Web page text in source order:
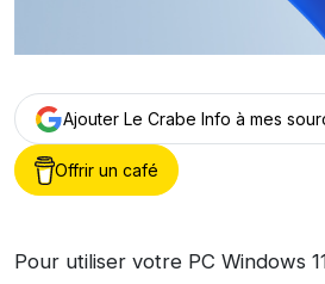
Ajouter Le Crabe Info à mes
Offrir un café
Pour utiliser votre PC Windows